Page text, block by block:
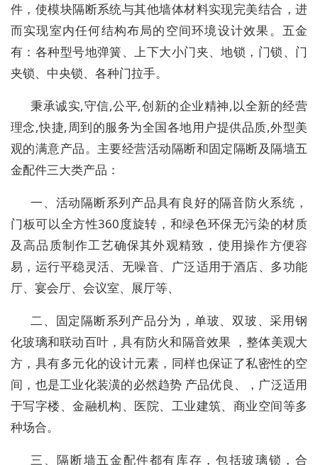
件，使模块隔断系统与其他墙体材料实现完美结合，进
而实现室内任何结构布局的空间环境设计效果。五金
有：各种型号地弹簧、上下大小门夹、地锁，门锁、门
夹锁、中央锁、各种门拉手。
秉承诚实,守信,公平,创新的企业精神,以全新的经营
理念,快捷,周到的服务为全国各地用户提供品质,外型美
观的满意产品。主要经营活动隔断和固定隔断及隔墙五
金配件三大类产品：
一、活动隔断系列产品具有良好的隔音防火系统，
门板可以全方性360度旋转，和绿色环保无污染的材质
及高品质制作工艺确保其外观精致，使用操作方便容
易，运行平稳灵活、无噪音、广泛适用于酒店、多功能
厅、宴会厅、会议室、展厅等、
二、固定隔断系列产品分为，单玻、双玻、采用钢
化玻璃和联动百叶，具有防火和隔音效果 ，整体美观大
方，具有多元化的设计元素，同样也保证了私密性的空
间，也是工业化装潢的必然趋势 产品优良、，广泛适用
于写字楼、金融机构、医院、工业建筑、商业空间等多
种场合。
三、隔断墙五金配件都有库存，包括玻璃锁，合